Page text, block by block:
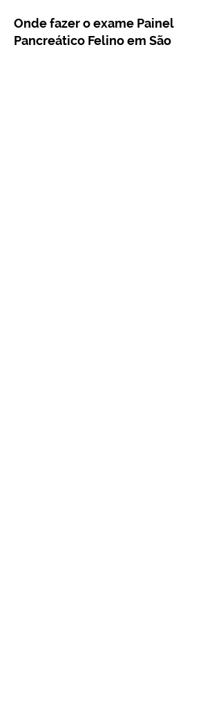
Onde fazer o exame Painel
Pancreático Felino em São